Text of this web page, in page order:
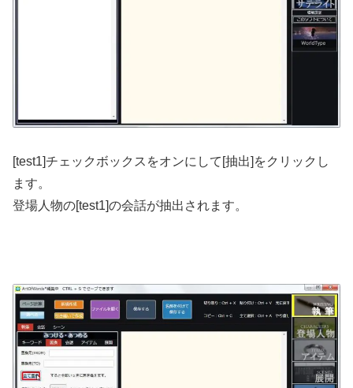
[test1]チェックボックスをオンにして[抽出]をクリックし
ます。
登場人物の[test1]の会話が抽出されます。